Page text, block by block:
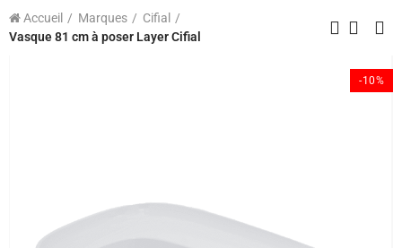
Accueil Marques
Cifial
Vasque 81 cm à poser Layer Cifial
-10%